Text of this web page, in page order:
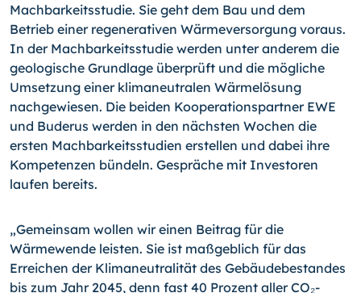
Machbarkeitsstudie. Sie geht dem Bau und dem
Betrieb einer regenerativen Wärmeversorgung voraus.
In der Machbarkeitsstudie werden unter anderem die
geologische Grundlage überprüft und die mögliche
Umsetzung einer klimaneutralen Wärmelösung
nachgewiesen. Die beiden Kooperationspartner EWE
und Buderus werden in den nächsten Wochen die
ersten Machbarkeitsstudien erstellen und dabei ihre
Kompetenzen bündeln. Gespräche mit Investoren
laufen bereits.
„Gemeinsam wollen wir einen Beitrag für die
Wärmewende leisten. Sie ist maßgeblich für das
Erreichen der Klimaneutralität des Gebäudebestandes
bis zum Jahr 2045, denn fast 40 Prozent aller CO₂-